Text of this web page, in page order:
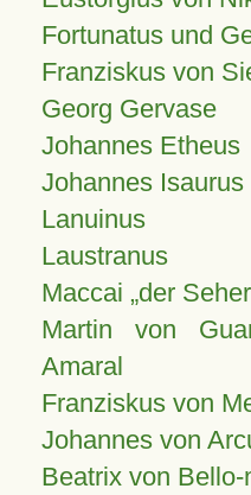
Fortunatus und
Franziskus von
Georg Gervase
Johannes Etheus
Johannes Isaurus
Lanuinus
Laustranus
Maccai „der
Martin von
Amaral
Franziskus von
Johannes von
Beatrix von Bello-